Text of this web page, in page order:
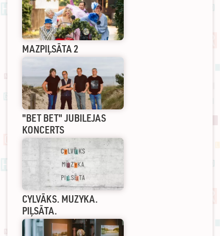
MAZPIĻSĀTA 2
"BET BET" JUBILEJAS
KONCERTS
CYLVĀKS. MUZYKA.
PIĻSĀTA.